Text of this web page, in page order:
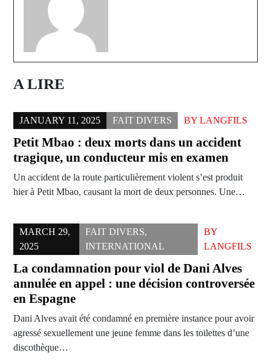
A LIRE
JANUARY 11, 2025 FAIT DIVERS BY LANGFILS
Petit Mbao : deux morts dans un accident
tragique, un conducteur mis en examen
Un accident de la route particulièrement violent s’est produit
hier à Petit Mbao, causant la mort de deux personnes. Une…
MARCH 29,
2025
FAIT DIVERS,
INTERNATIONAL
BY
LANGFILS
La condamnation pour viol de Dani Alves
annulée en appel : une décision controversée
en Espagne
Dani Alves avait été condamné en première instance pour avoir
agressé sexuellement une jeune femme dans les toilettes d’une
discothèque…